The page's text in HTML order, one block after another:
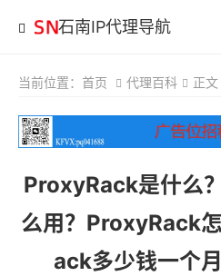
石南IP代理导航
当前位置： 首页 代理百科 正文
ProxyRack是什么
么用？ProxyRack
ack多少钱一个